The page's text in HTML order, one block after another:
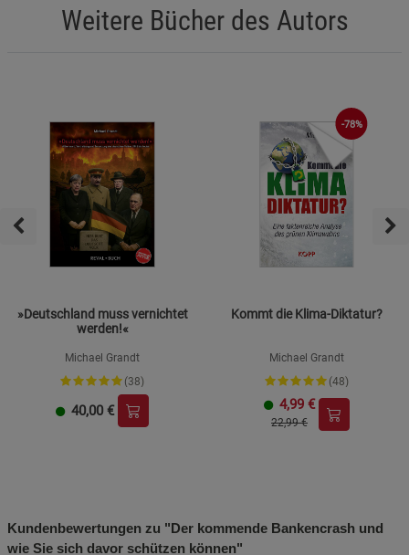
Weitere Bücher des Autors
»Deutschland muss vernichtet
werden!«
Michael Grandt
(38)
40,00 €
-78%
Kommt die Klima-Diktatur?
Michael Grandt
(48)
4,99 €
22,99 €
Kundenbewertungen zu "Der kommende Bankencrash und
wie Sie sich davor schützen können"